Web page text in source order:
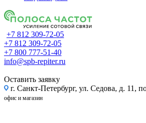
+7 812 309-72-05
+7 812 309-72-05
+7 800 777-51-40
info@spb-repiter.ru
Оставить заявку
г. Санкт-Петербург, ул. Седова, д. 11,
офис и магазин